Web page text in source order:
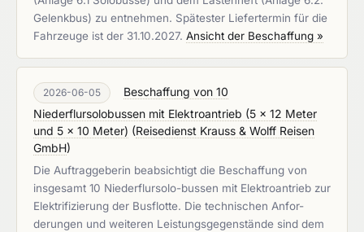
Gelenkbus) zu entnehmen. Spätester Liefertermin für die
Fahrzeuge ist der 31.10.2027. Ansicht der Beschaffung »
2026-06-05
Beschaffung von 10
Niederflursolobussen mit Elektroantrieb (5 x 12 Meter
und 5 x 10 Meter) (Reisedienst Krauss & Wolff Reisen
GmbH)
Die Auftraggeberin beabsichtigt die Beschaffung von
insgesamt 10 Niederflursolo-bussen mit Elektroantrieb zur
Elektrifizierung der Busflotte. Die technischen Anfor-
derungen und weiteren Leistungsgegenstände sind dem